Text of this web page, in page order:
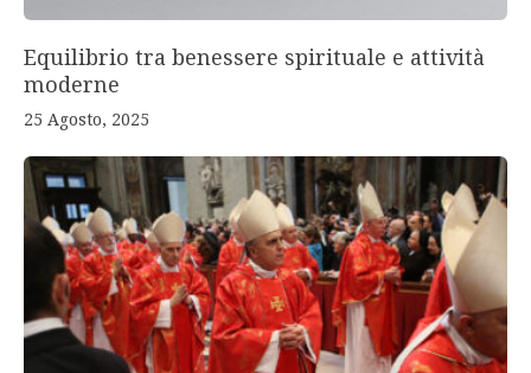
Equilibrio tra benessere spirituale e attività
moderne
25 Agosto, 2025